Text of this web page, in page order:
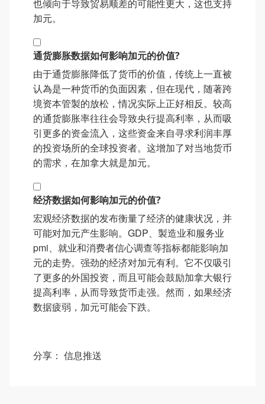
也倾向于导致贸易顺差的可能性更大，这也支持
加元。
通货膨胀数据如何影响加元的价值?
由于通货膨胀降低了货币的价值，传统上一直被
认為是一种货币的负面因素，但在现代，随著跨
境资本管製的放松，情况实际上正好相反。较高
的通货膨胀率往往会导致央行提高利率，从而吸
引更多的资金流入，这些资金来自寻求利润丰厚
的投资场所的全球投资者。这增加了对当地货币
的需求，在加拿大就是加元。
经济数据如何影响加元的价值?
宏观经济数据的发布衡量了经济的健康状况，并
可能对加元产生影响。GDP、製造业和服务业
pmi、就业和消费者信心调查等指标都能影响加
元的走势。强劲的经济对加元有利。它不仅吸引
了更多的外国投资，而且可能会鼓励加拿大银行
提高利率，从而导致货币走强。然而，如果经济
数据疲弱，加元可能会下跌。
分享： 信息推送